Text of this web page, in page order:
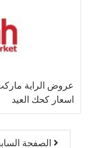
اسعار كحك العيد
تصفّح المقالات
الصفحة